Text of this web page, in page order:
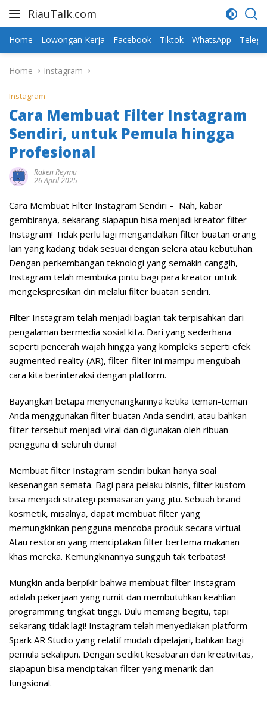
RiauTalk.com
Update
Terkini
Home Lowongan Kerja Facebook Tiktok WhatsApp
Home Instagram
Instagram
Cara Membuat Filter Instagram
Sendiri, untuk Pemula hingga
Profesional
Raken Reymu
26 April 2025
Cara Membuat Filter Instagram Sendiri – Nah, kabar
gembiranya, sekarang siapapun bisa menjadi kreator filter
Instagram! Tidak perlu lagi mengandalkan filter buatan orang
lain yang kadang tidak sesuai dengan selera atau kebutuhan.
Dengan perkembangan teknologi yang semakin canggih,
Instagram telah membuka pintu bagi para kreator untuk
mengekspresikan diri melalui filter buatan sendiri.
Filter Instagram telah menjadi bagian tak terpisahkan dari
pengalaman bermedia sosial kita. Dari yang sederhana
seperti pencerah wajah hingga yang kompleks seperti efek
augmented reality (AR), filter-filter ini mampu mengubah
cara kita berinteraksi dengan platform.
Bayangkan betapa menyenangkannya ketika teman-teman
Anda menggunakan filter buatan Anda sendiri, atau bahkan
filter tersebut menjadi viral dan digunakan oleh ribuan
pengguna di seluruh dunia!
Membuat filter Instagram sendiri bukan hanya soal
kesenangan semata. Bagi para pelaku bisnis, filter kustom
bisa menjadi strategi pemasaran yang jitu. Sebuah brand
kosmetik, misalnya, dapat membuat filter yang
memungkinkan pengguna mencoba produk secara virtual.
Atau restoran yang menciptakan filter bertema makanan
khas mereka. Kemungkinannya sungguh tak terbatas!
Mungkin anda berpikir bahwa membuat filter Instagram
adalah pekerjaan yang rumit dan membutuhkan keahlian
programming tingkat tinggi. Dulu memang begitu, tapi
sekarang tidak lagi! Instagram telah menyediakan platform
Spark AR Studio yang relatif mudah dipelajari, bahkan bagi
pemula sekalipun. Dengan sedikit kesabaran dan kreativitas,
siapapun bisa menciptakan filter yang menarik dan
fungsional.